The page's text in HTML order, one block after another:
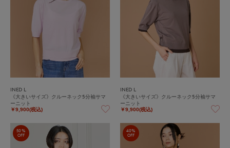
INED L
《大きいサイズ》クルーネック5分袖サマ
ーニット
￥9,900(税込)
INED L
《大きいサイズ》クルーネック5分袖サマ
ーニット
￥9,900(税込)
50%
OFF
40%
OFF